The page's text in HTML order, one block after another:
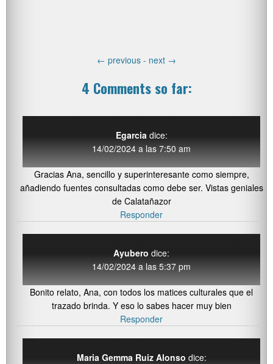
← previous - next →
4 Comments so far:
Egarcia dice:
14/02/2024 a las 7:50 am
Gracias Ana, sencillo y superinteresante como siempre,
añadiendo fuentes consultadas como debe ser. Vistas geniales
de Calatañazor
Responder
Ayubero dice:
14/02/2024 a las 5:37 pm
Bonito relato, Ana, con todos los matices culturales que el
trazado brinda. Y eso lo sabes hacer muy bien
Responder
Maria Gemma Ruiz Alonso dice: